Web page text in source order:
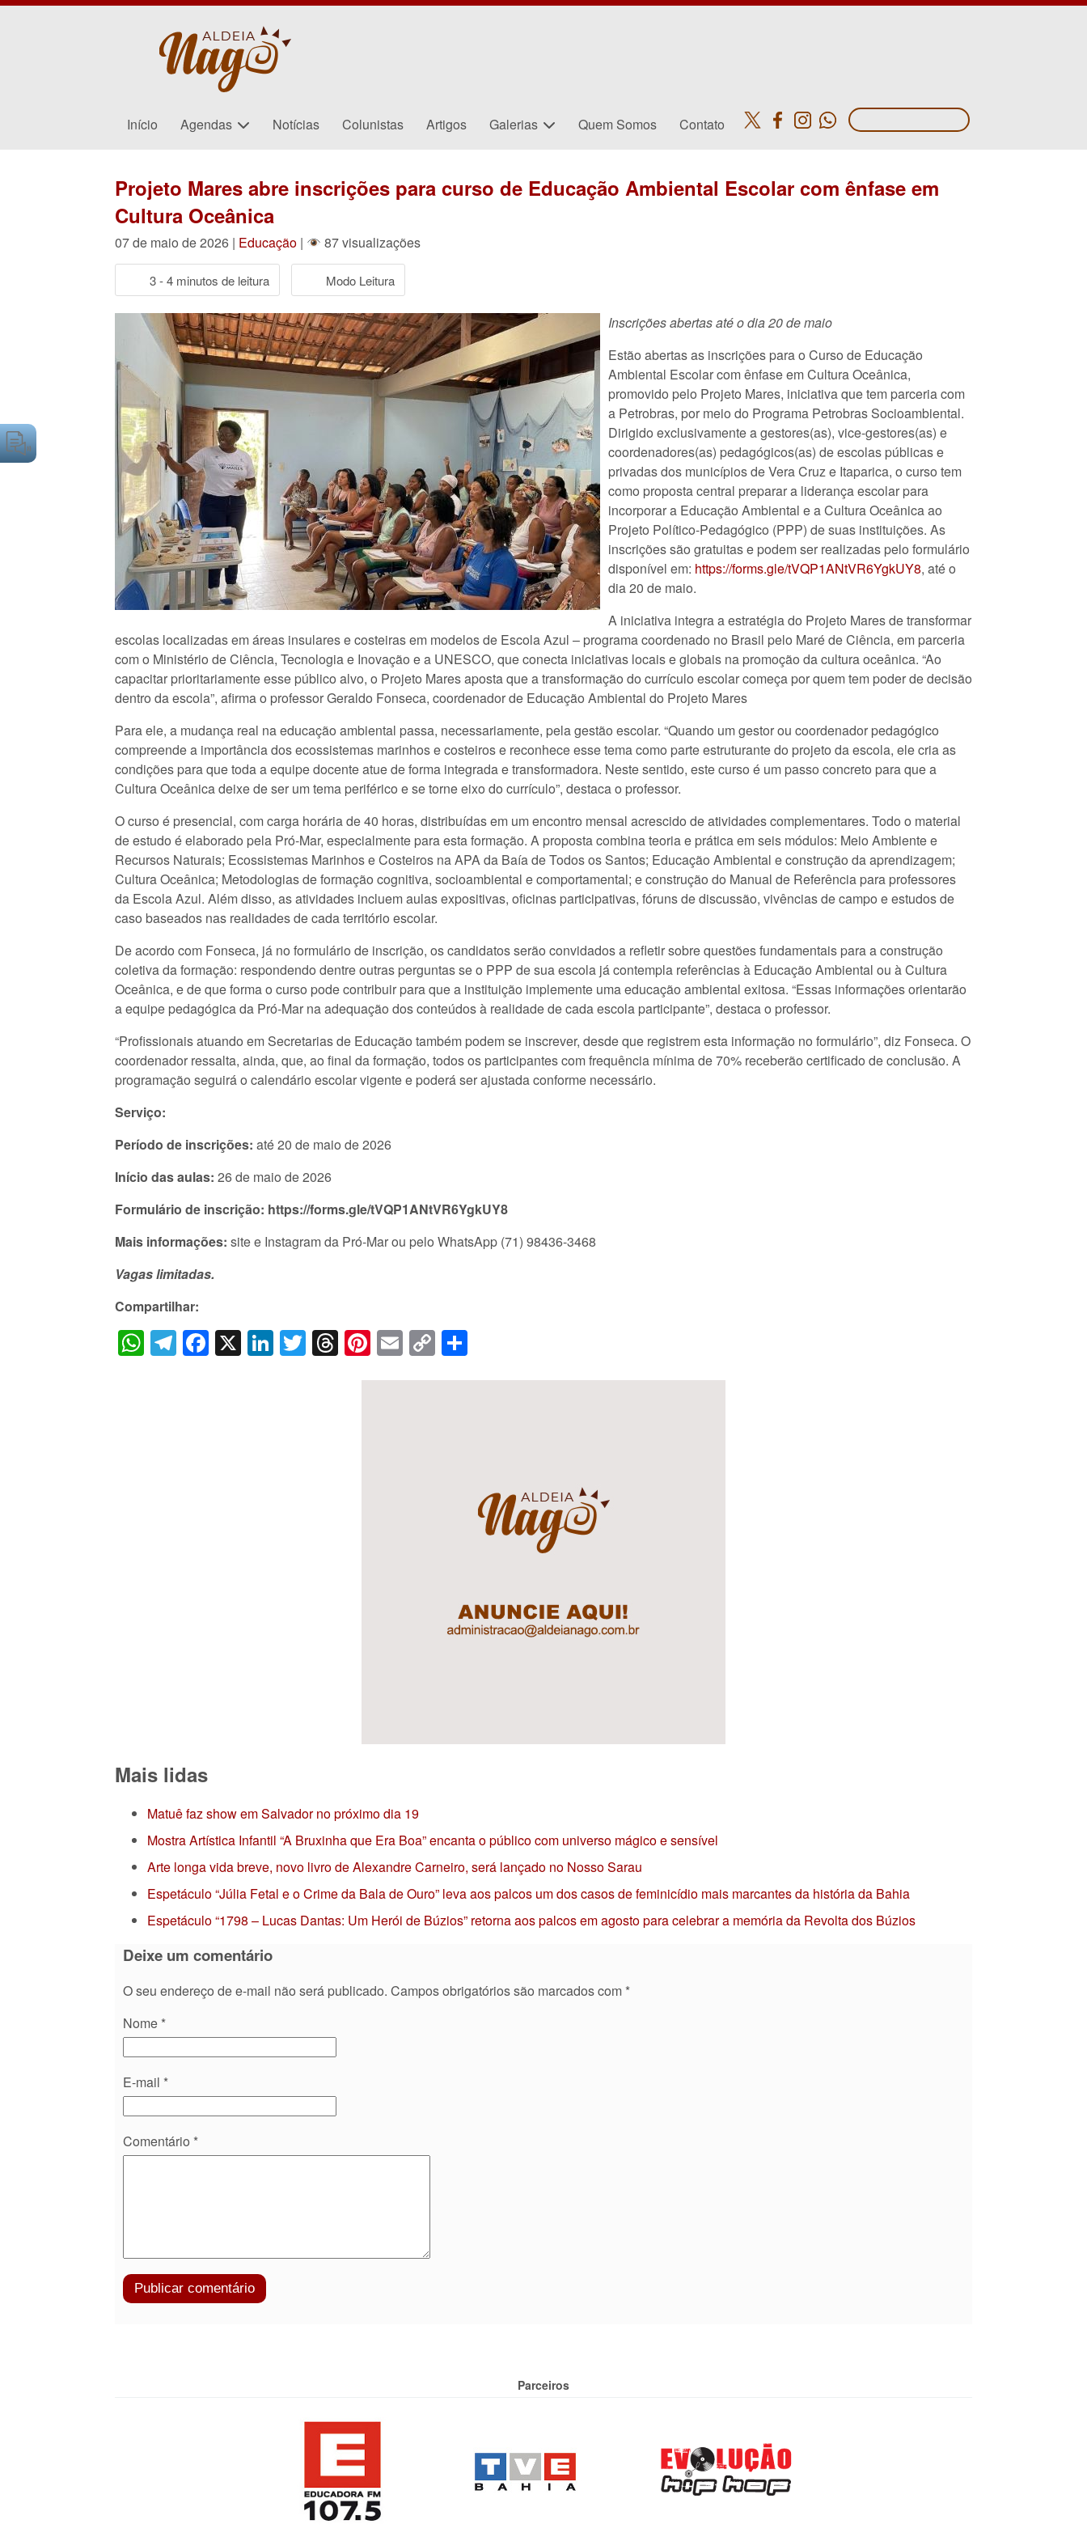
Início Agendas Notícias Colunistas Artigos Galerias Quem Somos Contato
Projeto Mares abre inscrições para curso de Educação Ambiental Escolar com ênfase em
Cultura Oceânica
07 de maio de 2026 | Educação | 87 visualizações
3 - 4 minutos de leitura Modo Leitura
Inscrições abertas até o dia 20 de maio
Estão abertas as inscrições para o Curso de Educação
Ambiental Escolar com ênfase em Cultura Oceânica,
promovido pelo Projeto Mares, iniciativa que tem parceria com
a Petrobras, por meio do Programa Petrobras Socioambiental.
Dirigido exclusivamente a gestores(as), vice-gestores(as) e
coordenadores(as) pedagógicos(as) de escolas públicas e
privadas dos municípios de Vera Cruz e Itaparica, o curso tem
como proposta central preparar a liderança escolar para
incorporar a Educação Ambiental e a Cultura Oceânica ao
Projeto Político-Pedagógico (PPP) de suas instituições. As
inscrições são gratuitas e podem ser realizadas pelo formulário
disponível em: https://forms.gle/tVQP1ANtVR6YgkUY8, até o
dia 20 de maio.
A iniciativa integra a estratégia do Projeto Mares de transformar
escolas localizadas em áreas insulares e costeiras em modelos de Escola Azul – programa coordenado no Brasil pelo Maré de Ciência, em parceria
com o Ministério de Ciência, Tecnologia e Inovação e a UNESCO, que conecta iniciativas locais e globais na promoção da cultura oceânica. “Ao
capacitar prioritariamente esse público alvo, o Projeto Mares aposta que a transformação do currículo escolar começa por quem tem poder de decisão
dentro da escola”, afirma o professor Geraldo Fonseca, coordenador de Educação Ambiental do Projeto Mares
Para ele, a mudança real na educação ambiental passa, necessariamente, pela gestão escolar. “Quando um gestor ou coordenador pedagógico
compreende a importância dos ecossistemas marinhos e costeiros e reconhece esse tema como parte estruturante do projeto da escola, ele cria as
condições para que toda a equipe docente atue de forma integrada e transformadora. Neste sentido, este curso é um passo concreto para que a
Cultura Oceânica deixe de ser um tema periférico e se torne eixo do currículo”, destaca o professor.
O curso é presencial, com carga horária de 40 horas, distribuídas em um encontro mensal acrescido de atividades complementares. Todo o material
de estudo é elaborado pela Pró-Mar, especialmente para esta formação. A proposta combina teoria e prática em seis módulos: Meio Ambiente e
Recursos Naturais; Ecossistemas Marinhos e Costeiros na APA da Baía de Todos os Santos; Educação Ambiental e construção da aprendizagem;
Cultura Oceânica; Metodologias de formação cognitiva, socioambiental e comportamental; e construção do Manual de Referência para professores
da Escola Azul. Além disso, as atividades incluem aulas expositivas, oficinas participativas, fóruns de discussão, vivências de campo e estudos de
caso baseados nas realidades de cada território escolar.
De acordo com Fonseca, já no formulário de inscrição, os candidatos serão convidados a refletir sobre questões fundamentais para a construção
coletiva da formação: respondendo dentre outras perguntas se o PPP de sua escola já contempla referências à Educação Ambiental ou à Cultura
Oceânica, e de que forma o curso pode contribuir para que a instituição implemente uma educação ambiental exitosa. “Essas informações orientarão
a equipe pedagógica da Pró-Mar na adequação dos conteúdos à realidade de cada escola participante”, destaca o professor.
“Profissionais atuando em Secretarias de Educação também podem se inscrever, desde que registrem esta informação no formulário”, diz Fonseca. O
coordenador ressalta, ainda, que, ao final da formação, todos os participantes com frequência mínima de 70% receberão certificado de conclusão. A
programação seguirá o calendário escolar vigente e poderá ser ajustada conforme necessário.
Serviço:
Período de inscrições: até 20 de maio de 2026
Início das aulas: 26 de maio de 2026
Formulário de inscrição: https://forms.gle/tVQP1ANtVR6YgkUY8
Mais informações: site e Instagram da Pró-Mar ou pelo WhatsApp (71) 98436-3468
Vagas limitadas.
Compartilhar:
WhatsApp
Telegram
Facebook
X LinkedIn
Twitter
Threads
Pinterest
Email
Copy
Link
Mais lidas
Matuê faz show em Salvador no próximo dia 19
Mostra Artística Infantil “A Bruxinha que Era Boa” encanta o público com universo mágico e sensível
Arte longa vida breve, novo livro de Alexandre Carneiro, será lançado no Nosso Sarau
Espetáculo “Júlia Fetal e o Crime da Bala de Ouro” leva aos palcos um dos casos de feminicídio mais marcantes da história da Bahia
Espetáculo “1798 – Lucas Dantas: Um Herói de Búzios” retorna aos palcos em agosto para celebrar a memória da Revolta dos Búzios
Deixe um comentário
O seu endereço de e-mail não será publicado. Campos obrigatórios são marcados com *
Nome *
E-mail *
Comentário *
Parceiros